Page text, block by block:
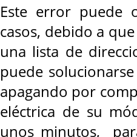
Este error puede
casos, debido a
una lista de
puede
apagando por
eléctrica de su
unos minutos,